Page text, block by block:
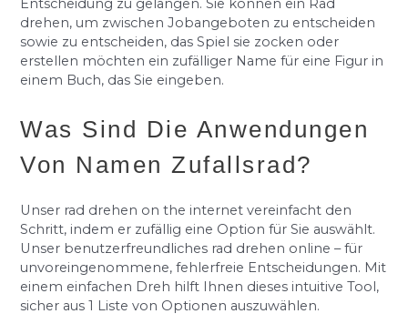
Entscheidung zu gelangen. Sie können ein Rad
drehen, um zwischen Jobangeboten zu entscheiden
sowie zu entscheiden, das Spiel sie zocken oder
erstellen möchten ein zufälliger Name für eine Figur in
einem Buch, das Sie eingeben.
Was Sind Die Anwendungen
Von Namen Zufallsrad?
Unser rad drehen on the internet vereinfacht den
Schritt, indem er zufällig eine Option für Sie auswählt.
Unser benutzerfreundliches rad drehen online – für
unvoreingenommene, fehlerfreie Entscheidungen. Mit
einem einfachen Dreh hilft Ihnen dieses intuitive Tool,
sicher aus 1 Liste von Optionen auszuwählen.